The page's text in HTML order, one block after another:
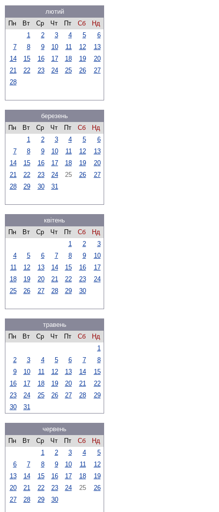
лютий
Пн
Вт Ср Чт Пт Сб
Нд
1
2 3 4 5
6
7
8 9 10 11 12
13
14
15 16 17 18 19
20
21
22 23 24 25 26
27
28
березень
Пн
Вт Ср Чт Пт Сб
Нд
1
2 3 4 5
6
7
8 9 10 11 12
13
14
15 16 17 18 19
20
21
22 23 24 25 26
27
28
29 30 31
квітень
Пн
Вт Ср Чт Пт Сб
Нд
1
2
3
4
5 6 7 8 9
10
11
12 13 14 15 16
17
18
19 20 21 22 23
24
25
26 27 28 29 30
травень
Пн
Вт Ср Чт Пт Сб
Нд
1
2
3 4 5 6 7
8
9
10 11 12 13 14
15
16
17 18 19 20 21
22
23
24 25 26 27 28
29
30
31
червень
Пн
Вт Ср Чт Пт Сб
Нд
1
2 3 4
5
6
7 8 9 10 11
12
13
14 15 16 17 18
19
20
21 22 23 24 25
26
27
28 29 30